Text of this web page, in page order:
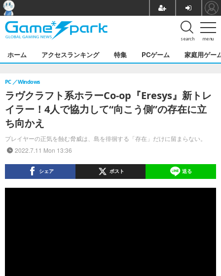
menu
search
ホーム アクセスランキング 特集 PCゲーム 家庭用ゲー
ラヴクラフト系ホラーCo-op『Eresys』新トレ
イラー！4人で協力して“向こう側”の存在に立
ち向かえ
プレイヤーの正気を蝕む脅威は、島を徘徊する「存在」だけに留まらない。
PC Windows
2022.7.11 Mon 13:36
シェア ポスト 送る